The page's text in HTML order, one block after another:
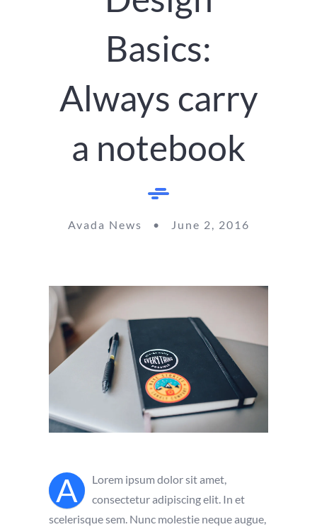
Basics:
Always carry
a notebook
Avada News • June 2, 2016
A
Lorem ipsum dolor sit amet,
consectetur adipiscing elit. In et
scelerisque sem. Nunc molestie neque augue,